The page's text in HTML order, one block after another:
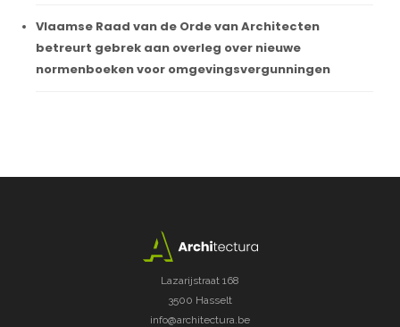
Vlaamse Raad van de Orde van Architecten
betreurt gebrek aan overleg over nieuwe
normenboeken voor omgevingsvergunningen
Lazarijstraat 168
3500 Hasselt
info@architectura.be